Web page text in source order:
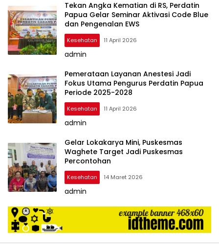
Tekan Angka Kematian di RS, Perdatin
Papua Gelar Seminar Aktivasi Code Blue
dan Pengenalan EWS
Kesehatan 11 April 2026
admin
Pemerataan Layanan Anestesi Jadi
Fokus Utama Pengurus Perdatin Papua
Periode 2025-2028
Kesehatan 11 April 2026
admin
Gelar Lokakarya Mini, Puskesmas
Waghete Target Jadi Puskesmas
Percontohan
Kesehatan 14 Maret 2026
admin